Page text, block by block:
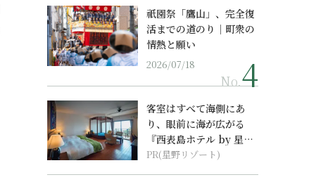
祇園祭「鷹山」、完全復
活までの道のり｜町衆の
情熱と願い
2026/07/18
No.
客室はすべて海側にあ
り、眼前に海が広がる
『西表島ホテル by 星野
リゾート』
PR(星野リゾート)